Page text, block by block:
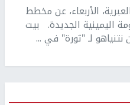
الأربعاء، عن مخطط
اليمينية الجديدة. بيت
لـ "ثورة" في ...